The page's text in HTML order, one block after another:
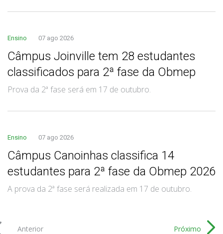
Ensino 07 ago 2026
Câmpus Joinville tem 28 estudantes
classificados para 2ª fase da Obmep
Prova da 2ª fase será em 17 de outubro.
Ensino 07 ago 2026
Câmpus Canoinhas classifica 14
estudantes para 2ª fase da Obmep 2026
A prova da 2ª fase será realizada em 17 de outubro.
Anterior Próximo